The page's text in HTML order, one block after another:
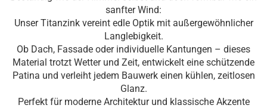
sanfter Wind:
Unser Titanzink vereint edle Optik mit außergewöhnlicher
Langlebigkeit.
Ob Dach, Fassade oder individuelle Kantungen – dieses
Material trotzt Wetter und Zeit, entwickelt eine schützende
Patina und verleiht jedem Bauwerk einen kühlen, zeitlosen
Glanz.
Perfekt für moderne Architektur und klassische Akzente